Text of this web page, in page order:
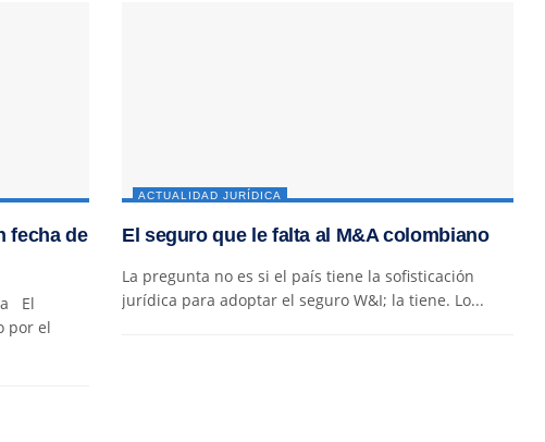
fecha de
El
por el
ACTUALIDAD JURÍDICA
El seguro que le falta al M&A colombiano
La pregunta no es si el país tiene la sofisticación
jurídica para adoptar el seguro W&I; la tiene. Lo...